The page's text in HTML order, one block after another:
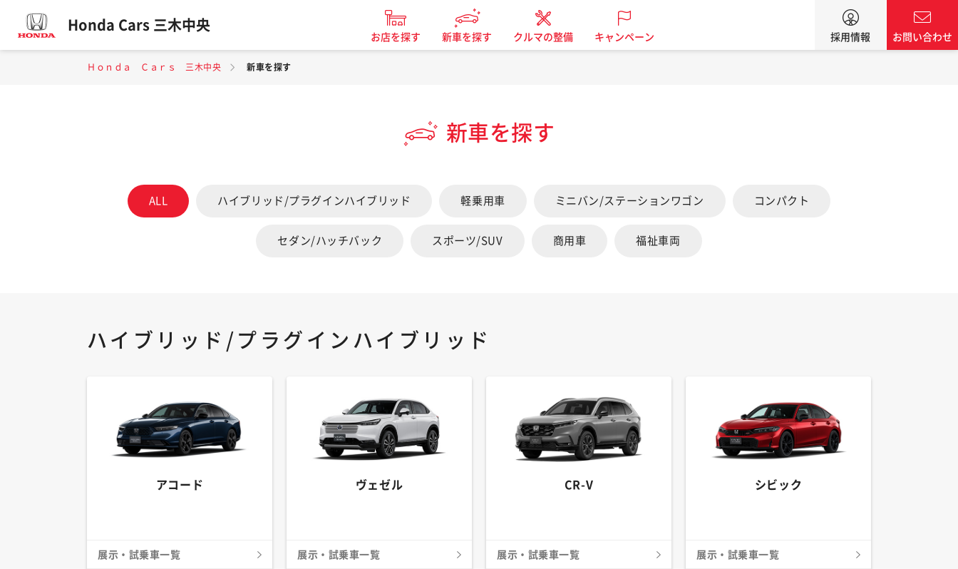
Honda Cars 三木中央
お店を探す 新車を探す クルマの整備 キャンペーン 採用情報 お問い合わせ
Ｈｏｎｄａ Ｃａｒｓ 三木中央 新車を探す
新車を探す
ALL ハイブリッド/プラグインハイブリッド 軽乗用車 ミニバン/ステーションワゴン コンパクト
セダン/ハッチバック スポーツ/SUV 商用車 福祉車両
ハイブリッド/プラグインハイブリッド
アコード
展示・試乗車一覧
ヴェゼル
展示・試乗車一覧
CR-V
展示・試乗車一覧
シビック
展示・試乗車一覧